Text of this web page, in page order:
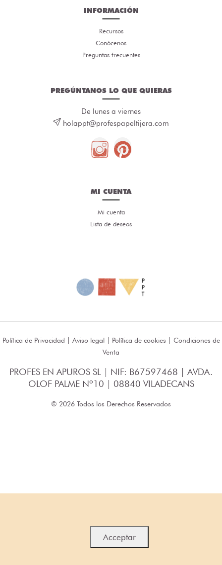
INFORMACIÓN
Recursos
Conócenos
Preguntas frecuentes
PREGÚNTANOS LO QUE QUIERAS
De lunes a viernes
holappt@profespapeltijera.com
MI CUENTA
Mi cuenta
Lista de deseos
Política de Privacidad | Aviso legal| Política de cookies | Condiciones de
Venta
PROFES EN APUROS SL | NIF: B67597468 | AVDA.
OLOF PALME Nº10 | 08840 VILADECANS
© 2026 Todos los Derechos Reservados
Acceptar